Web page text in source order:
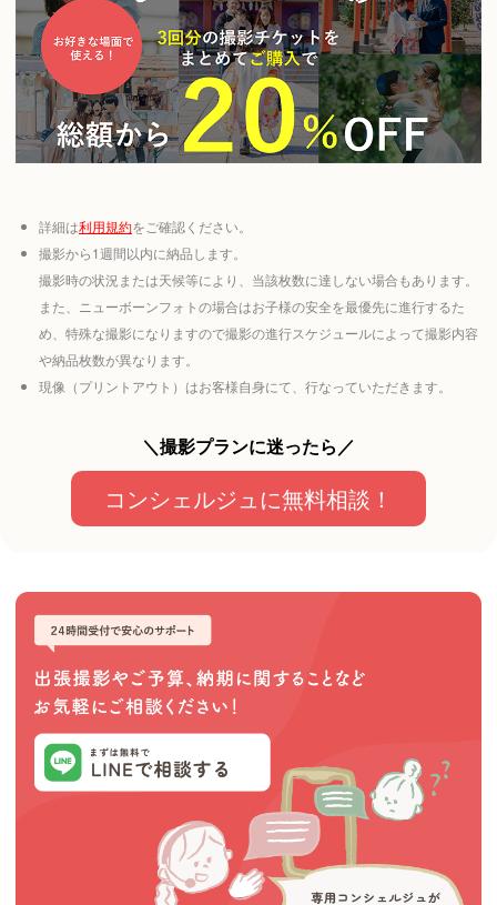
詳細は利用規約をご確認ください。
撮影から1週間以内に納品します。
撮影時の状況または天候等により、当該枚数に達しない場合もあります。
また、ニューボーンフォトの場合はお子様の安全を最優先に進行するた
め、特殊な撮影になりますので撮影の進行スケジュールによって撮影内容
や納品枚数が異なります。
現像（プリントアウト）はお客様自身にて、行なっていただきます。
＼撮影プランに迷ったら／
コンシェルジュに無料相談！